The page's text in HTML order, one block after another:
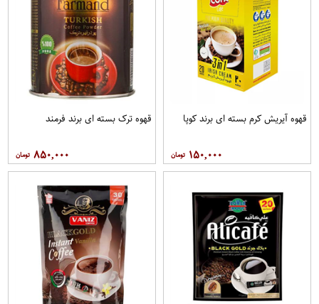
قهوه آيريش کرم بسته ای برند کوپا
۱۵۰,۰۰۰
قهوه ترک بسته ای برند فرمند
۸۵۰,۰۰۰